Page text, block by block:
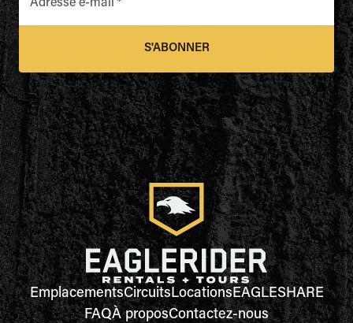
Adresse e-mail *
S'ABONNER
EmplacementsCircuitsLocationsEAGLESHARE
FAQÀ proposContactez-nous